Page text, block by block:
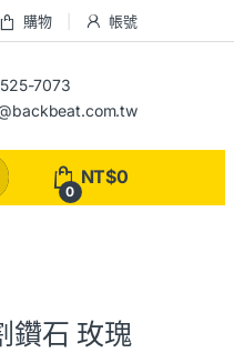
購物 帳號
7073
0
NT$0
鑽石 玫瑰